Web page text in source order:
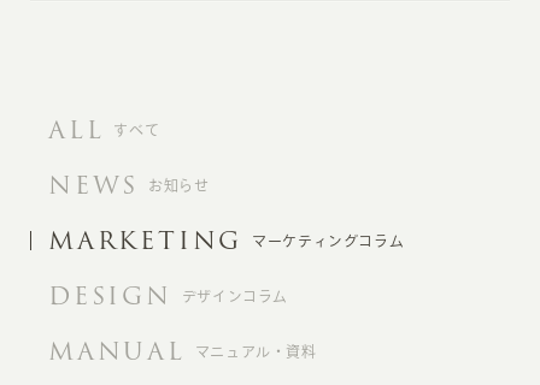
ALL すべて
NEWS お知らせ
MARKETING マーケティングコラム
DESIGN デザインコラム
MANUAL マニュアル・資料